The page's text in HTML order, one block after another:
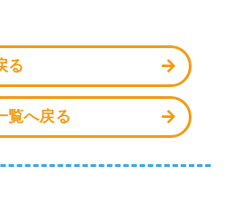
る
覧へ戻る